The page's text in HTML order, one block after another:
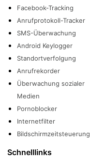
Facebook-Tracking
Anrufprotokoll-Tracker
SMS-Überwachung
Android Keylogger
Standortverfolgung
Anrufrekorder
Überwachung sozialer
Medien
Pornoblocker
Internetfilter
Bildschirmzeitsteuerung
Schnelllinks